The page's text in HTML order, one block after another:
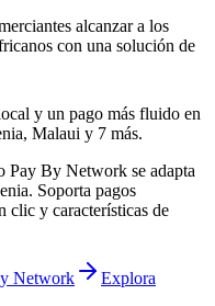
alcanzar a los
con una solución de
y un pago más fluido en
Malaui y 7 más.
Pay By Network se adapta
Soporta pagos
clic y características de
Network
Explora